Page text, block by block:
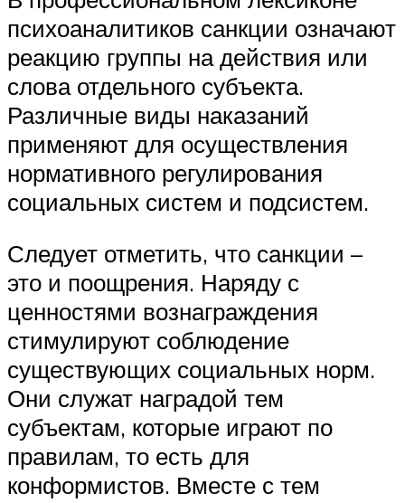
психоаналитиков санкции означают
реакцию группы на действия или
слова отдельного субъекта.
Различные виды наказаний
применяют для осуществления
нормативного регулирования
социальных систем и подсистем.
Следует отметить, что санкции –
это и поощрения. Наряду с
ценностями вознаграждения
стимулируют соблюдение
существующих социальных норм.
Они служат наградой тем
субъектам, которые играют по
правилам, то есть для
конформистов. Вместе с тем